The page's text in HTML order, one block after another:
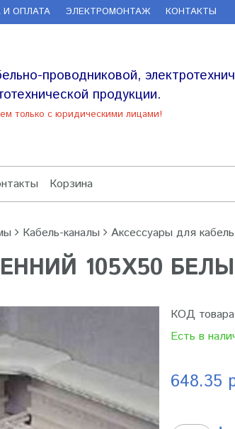
ОПЛАТА ЭЛЕКТРОМОНТАЖ КОНТАКТЫ
проводниковой,
продукции.
только с юридическими лицами!
Корзина
Кабель-каналы Аксессуары для
105Х50
КОД
Есть в
648.35